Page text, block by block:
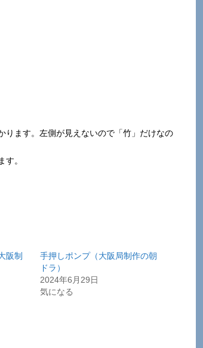
ります。左側が見えないので「竹」だけなの
。
阪制
手押しポンプ（大阪局制作の朝
ドラ）
2024年6月29日
気になる